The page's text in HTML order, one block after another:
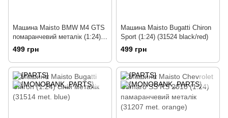
Машина Maisto BMW M4 GTS
помаранчевий металік (1:24)
(31246 met. orange)
499 грн
Машина Maisto Bugatti Chiron
Sport (1:24) (31524 black/red)
499 грн